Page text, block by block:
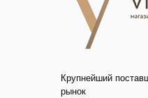
Крупнейший
рынок